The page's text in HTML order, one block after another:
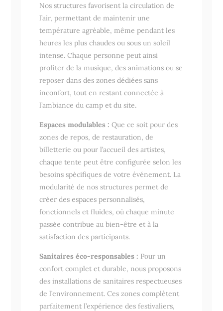
Nos structures favorisent la circulation de
l’air, permettant de maintenir une
température agréable, même pendant les
heures les plus chaudes ou sous un soleil
intense. Chaque personne peut ainsi
profiter de la musique, des animations ou se
reposer dans des zones dédiées sans
inconfort, tout en restant connectée à
l’ambiance du camp et du site.
Espaces modulables : Que ce soit pour des
zones de repos, de restauration, de
billetterie ou pour l’accueil des artistes,
chaque tente peut être configurée selon les
besoins spécifiques de votre événement. La
modularité de nos structures permet de
créer des espaces personnalisés,
fonctionnels et fluides, où chaque minute
passée contribue au bien-être et à la
satisfaction des participants.
Sanitaires éco-responsables : Pour un
confort complet et durable, nous proposons
des installations de sanitaires respectueuses
de l’environnement. Ces zones complètent
parfaitement l’expérience des festivaliers,